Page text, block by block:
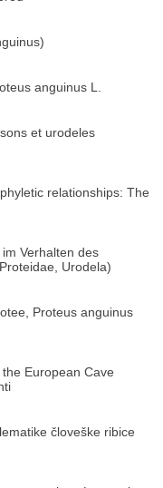
anguinus L.
et urodeles
relationships: The
Verhalten des
Urodela)
Proteus anguinus
European Cave
človeške ribice